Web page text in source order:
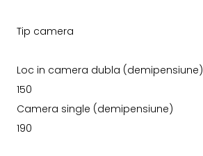
Tip camera
Loc in camera dubla (demipensiune)
150
Camera single (demipensiune)
190